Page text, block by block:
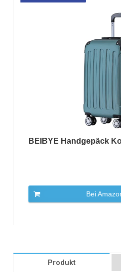
BEIBYE Handgepäck
Bei
Produkt